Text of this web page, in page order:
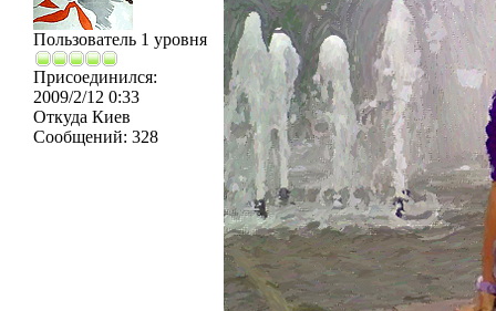
Пользователь 1 уровня
Присоединился:
2009/2/12 0:33
Откуда Киев
Сообщений: 328